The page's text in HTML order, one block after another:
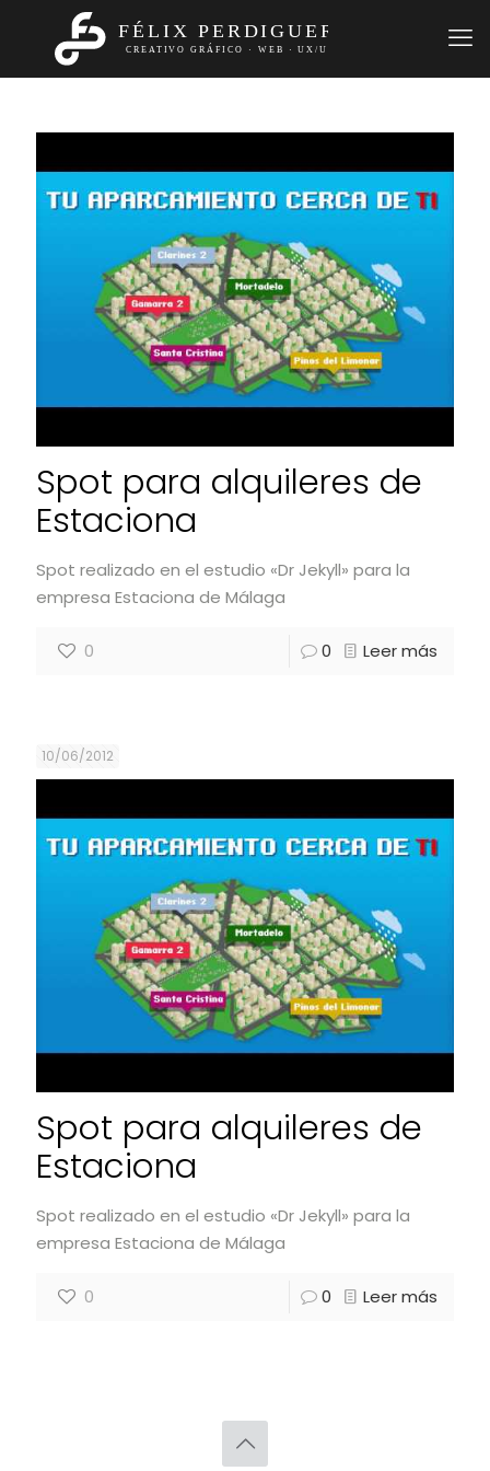
Spot para alquileres de
Estaciona
Spot realizado en el estudio «Dr Jekyll» para la
empresa Estaciona de Málaga
0 0 Leer más
10/06/2012
Spot para alquileres de
Estaciona
Spot realizado en el estudio «Dr Jekyll» para la
empresa Estaciona de Málaga
0 0 Leer más